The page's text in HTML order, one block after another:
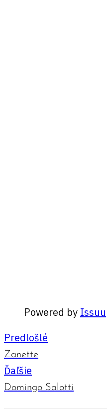
Powered by Issuu
Predlošlé
Zanette
Ďaľšie
Domingo Salotti